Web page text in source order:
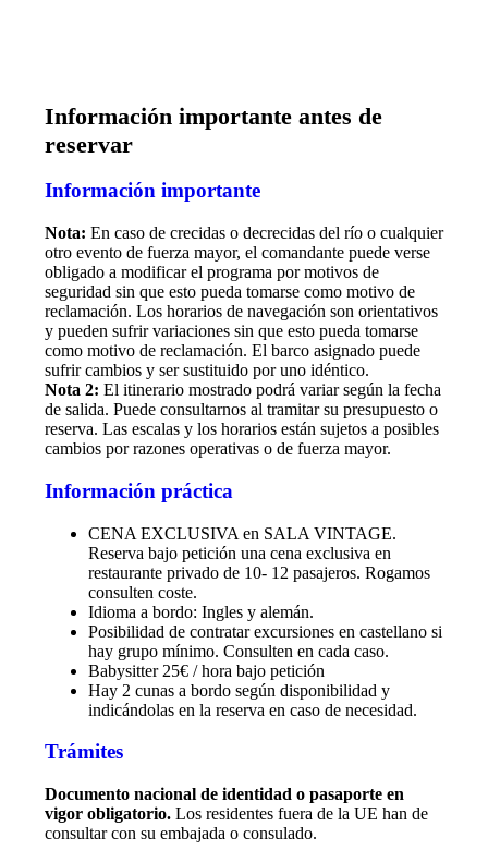
Información importante antes de
reservar
Información importante
Nota: En caso de crecidas o decrecidas del río o cualquier
otro evento de fuerza mayor, el comandante puede verse
obligado a modificar el programa por motivos de
seguridad sin que esto pueda tomarse como motivo de
reclamación. Los horarios de navegación son orientativos
y pueden sufrir variaciones sin que esto pueda tomarse
como motivo de reclamación. El barco asignado puede
sufrir cambios y ser sustituido por uno idéntico.
Nota 2: El itinerario mostrado podrá variar según la fecha
de salida. Puede consultarnos al tramitar su presupuesto o
reserva. Las escalas y los horarios están sujetos a posibles
cambios por razones operativas o de fuerza mayor.
Información práctica
CENA EXCLUSIVA en SALA VINTAGE.
Reserva bajo petición una cena exclusiva en
restaurante privado de 10- 12 pasajeros. Rogamos
consulten coste.
Idioma a bordo: Ingles y alemán.
Posibilidad de contratar excursiones en castellano si
hay grupo mínimo. Consulten en cada caso.
Babysitter 25€ / hora bajo petición
Hay 2 cunas a bordo según disponibilidad y
indicándolas en la reserva en caso de necesidad.
Trámites
Documento nacional de identidad o pasaporte en
vigor obligatorio.Los residentes fuera de la UE han de
consultar con su embajada o consulado.